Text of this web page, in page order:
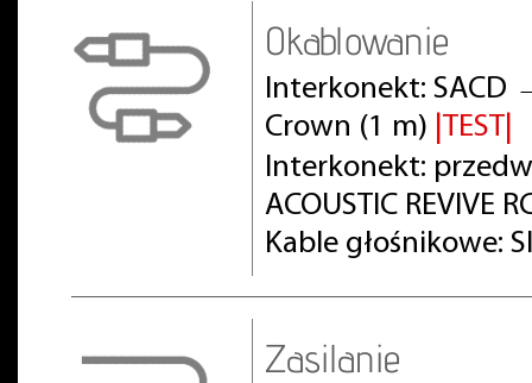
Okablowanie
Interkonekt: SACD
Crown (1 m)
|TEST|
Interkonekt:
ACOUSTIC REVIVE
Kable głośnikowe:
Zasilanie